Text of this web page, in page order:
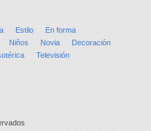
Estilo
En forma
Niños Novia
Decoración
Televisión